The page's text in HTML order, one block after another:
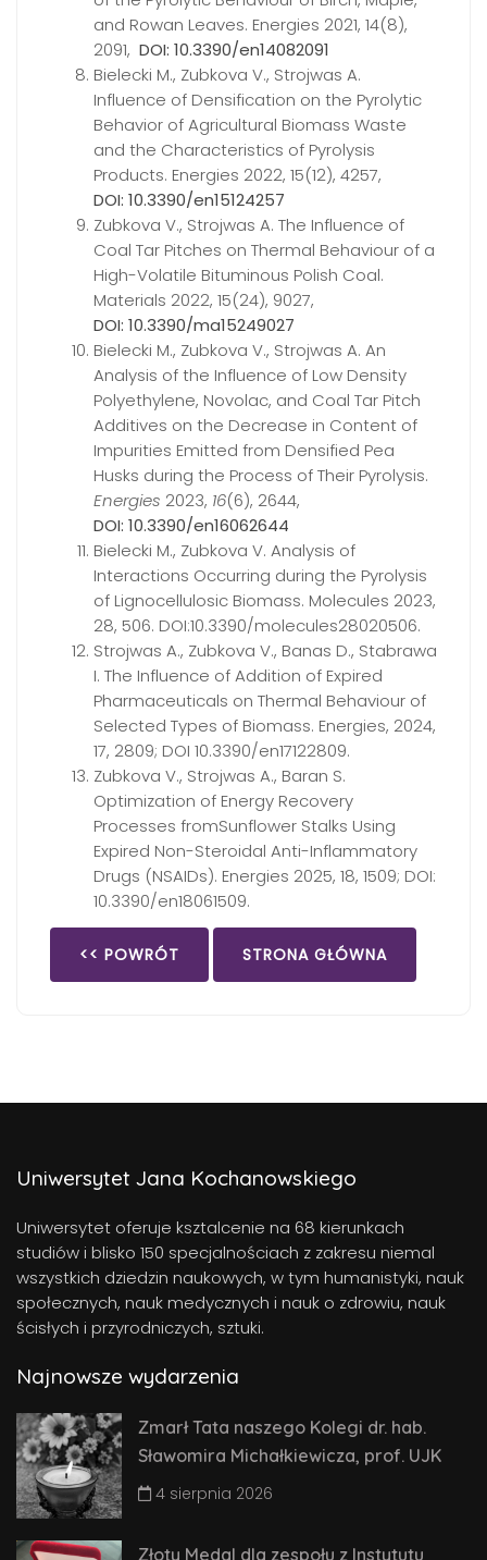
and Rowan Leaves. Energies 2021, 14(8),
2091, DOI: 10.3390/en14082091
Bielecki M., Zubkova V., Strojwas A.
Influence of Densification on the Pyrolytic
Behavior of Agricultural Biomass Waste
and the Characteristics of Pyrolysis
Products. Energies 2022, 15(12), 4257,
DOI: 10.3390/en15124257
Zubkova V., Strojwas A. The Influence of
Coal Tar Pitches on Thermal Behaviour of a
High-Volatile Bituminous Polish Coal.
Materials 2022, 15(24), 9027,
DOI: 10.3390/ma15249027
Bielecki M., Zubkova V., Strojwas A. An
Analysis of the Influence of Low Density
Polyethylene, Novolac, and Coal Tar Pitch
Additives on the Decrease in Content of
Impurities Emitted from Densified Pea
Husks during the Process of Their Pyrolysis.
Energies 2023, 16(6), 2644,
DOI: 10.3390/en16062644
Bielecki M., Zubkova V. Analysis of
Interactions Occurring during the Pyrolysis
of Lignocellulosic Biomass. Molecules 2023,
28, 506. DOI:10.3390/molecules28020506.
Strojwas A., Zubkova V., Banas D., Stabrawa
I. The Influence of Addition of Expired
Pharmaceuticals on Thermal Behaviour of
Selected Types of Biomass. Energies, 2024,
17, 2809; DOI 10.3390/en17122809.
Zubkova V., Strojwas A., Baran S.
Optimization of Energy Recovery
Processes fromSunflower Stalks Using
Expired Non-Steroidal Anti-Inflammatory
Drugs (NSAIDs). Energies 2025, 18, 1509; DOI:
10.3390/en18061509.
<< POWRÓT STRONA GŁÓWNA
Uniwersytet Jana Kochanowskiego
Uniwersytet oferuje ksztalcenie na 68 kierunkach
studiów i blisko 150 specjalnościach z zakresu niemal
wszystkich dziedzin naukowych, w tym humanistyki, nauk
społecznych, nauk medycznych i nauk o zdrowiu, nauk
ścisłych i przyrodniczych, sztuki.
Najnowsze wydarzenia
Zmarł Tata naszego Kolegi dr. hab.
Sławomira Michałkiewicza, prof. UJK
4 sierpnia 2026
Złoty Medal dla zespołu z Instytutu